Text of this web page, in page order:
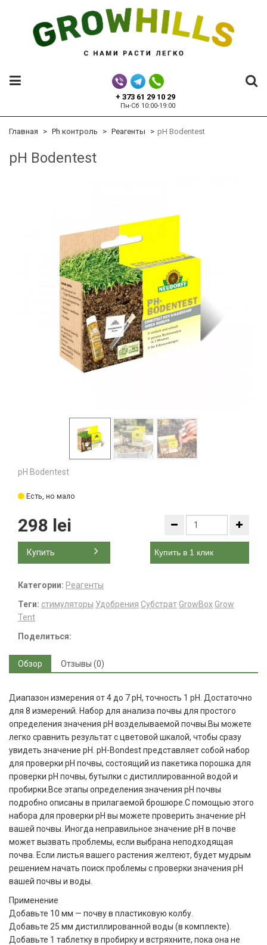
+ 373 61 29 10 29
Пн-Сб 10:00-19:00
Главная Ph контроль Реагенты pH Bodentest
pH Bodentest
pH Bodentest
Есть, но мало
298 lei
Купить Купить в 1 клик
Категории: Реагенты
Теги: стимуляторы Удобрения Субстрат GrowBox Grow
Tent
Поделиться:
Обзор Отзывы (0)
Диапазон измерения от 4 до 7 pH, точность 1 pH. Достаточно
для 8 измерений. Набор для анализа почвы для простого
определения значения pH возделываемой почвы.Вы можете
легко сравнить результат с цветовой шкалой, чтобы сразу
увидеть значение pH. pH-Bondest представляет собой набор
для проверки pH почвы, состоящий из пакетика порошка для
проверки pH почвы, бутылки с дистиллированной водой и
пробирки.Все этапы определения значения рН почвы
подробно описаны в прилагаемой брошюре.С помощью этого
набора для проверки pH вы можете проверить значение pH
вашей почвы. Иногда неправильное значение рН в почве
может вызвать проблемы, если выбрана неподходящая
почва. Если листья вашего растения желтеют, будет мудрым
решением начать поиск проблемы с проверки значения pH
вашей почвы и воды.
Применение
Добавьте 10 мм — почву в пластиковую колбу.
Добавьте 25 мм дистиллированной воды (в комплекте).
Добавьте 1 таблетку в пробирку и встряхните, пока она не